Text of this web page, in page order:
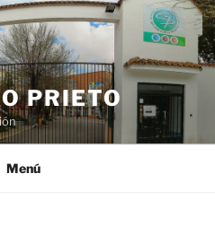
PRIETO
Menú